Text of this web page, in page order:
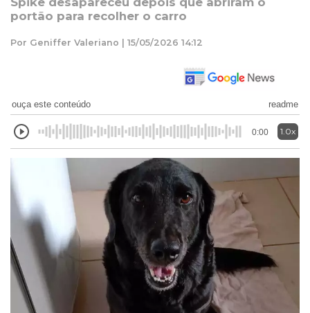
portão para recolher o carro
Por Geniffer Valeriano | 15/05/2026 14:12
ouça este conteúdo readme
0:00 1.0x